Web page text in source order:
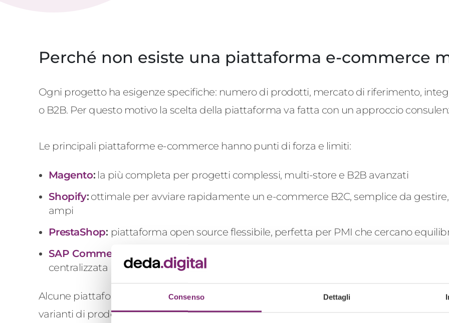
Consenso Dettagli
Perché non esiste una piattaforma e-commerce
Ogni progetto ha esigenze specifiche: numero di prodotti, mercato di riferimento,
o B2B. Per questo motivo la scelta della piattaforma va fatta con un approccio
Le principali piattaforme e-commerce hanno punti di forza e limiti:
Magento: la più completa per progetti complessi, multi-store e B2B avanzati
Shopify: ottimale per avviare rapidamente un e-commerce B2C, semplice da
ampi
PrestaShop: piattaforma open source flessibile, perfetta per PMI che cercano
SAP Commerce Cloud
la scelta
, per aziende strutturate che richiedono
centralizzata
Alcune piattaforme impongono anche
, come il numero
varianti di prodotto.